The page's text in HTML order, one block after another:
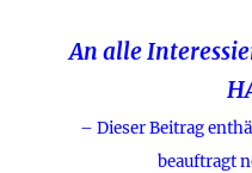
An alle
– Dieser Beitrag
beauftragt